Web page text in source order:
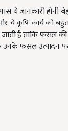
जानकारी होनी
ये कृषि कार्य को
है ताकि फसल
उनके फसल उत्पादन